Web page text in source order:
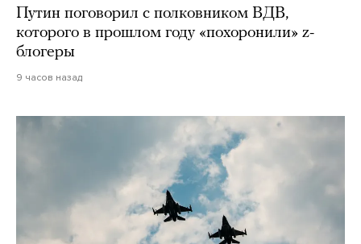
Путин поговорил с полковником ВДВ,
которого в прошлом году «похоронили» z-
блогеры
9 часов назад